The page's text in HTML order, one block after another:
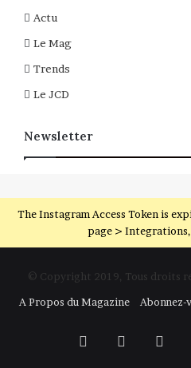
Actu
Le Mag
Trends
Le JCD
Newsletter
The Instagram Access Token is
page >
© Copyright 2019, Tous droits
A Propos du Magazine
Abonnez-
FacebookTwitter